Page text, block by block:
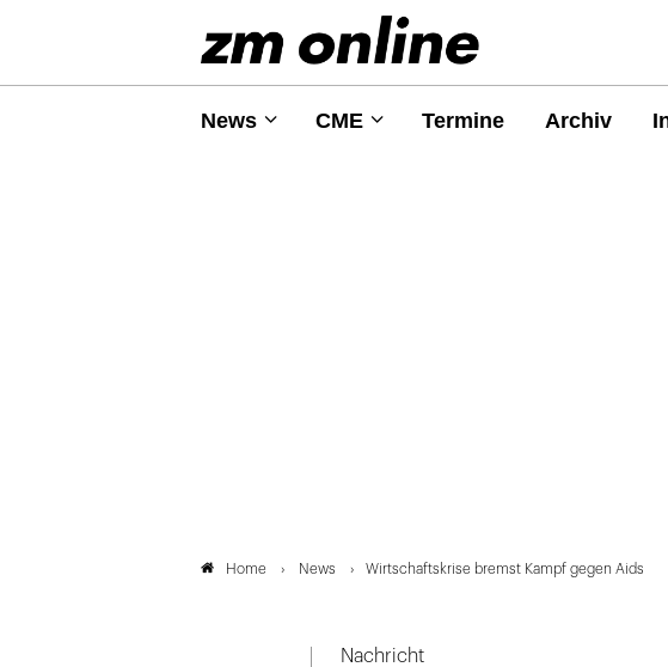
News CME Termine Archiv
Home News Wirtschaftskrise bremst Kampf gegen Aids
Nachricht